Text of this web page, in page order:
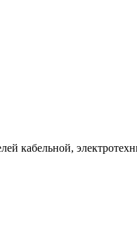
кабельной,